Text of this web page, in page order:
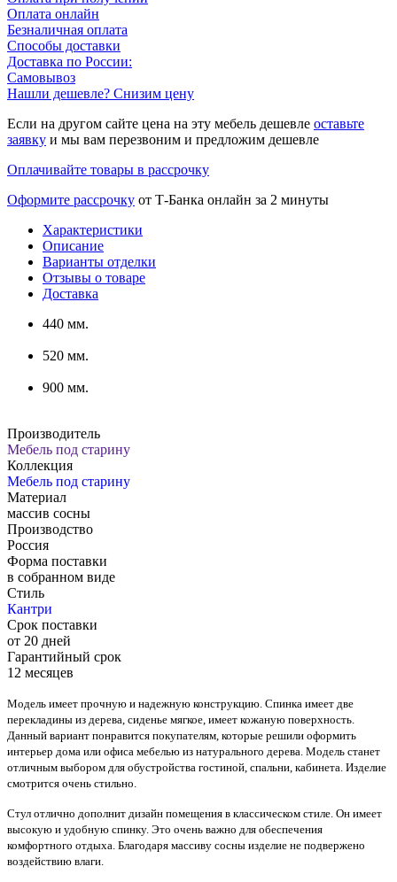
Оплата онлайн
Безналичная оплата
Способы доставки
Доставка по России:
Самовывоз
Нашли дешевле? Снизим цену
Если на другом сайте цена на эту мебель дешевле оставьте
заявку и мы вам перезвоним и предложим дешевле
Оплачивайте товары в рассрочку
Оформите рассрочку от Т-Банка онлайн за 2 минуты
Характеристики
Описание
Варианты отделки
Отзывы о товаре
Доставка
440 мм.
520 мм.
900 мм.
Производитель
Мебель под старину
Коллекция
Мебель под старину
Материал
массив сосны
Производство
Россия
Форма поставки
в собранном виде
Стиль
Кантри
Срок поставки
от 20 дней
Гарантийный срок
12 месяцев
Модель имеет прочную и надежную конструкцию. Спинка имеет две
перекладины из дерева, сиденье мягкое, имеет кожаную поверхность.
Данный вариант понравится покупателям, которые решили оформить
интерьер дома или офиса мебелью из натурального дерева. Модель станет
отличным выбором для обустройства гостиной, спальни, кабинета. Изделие
смотрится очень стильно.
Стул отлично дополнит дизайн помещения в классическом стиле. Он имеет
высокую и удобную спинку. Это очень важно для обеспечения
комфортного отдыха. Благодаря массиву сосны изделие не подвержено
воздействию влаги.